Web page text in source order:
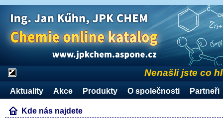
Nenašli jste co
Aktuality Akce Produkty O společnosti Partneři
Kde nás najdete